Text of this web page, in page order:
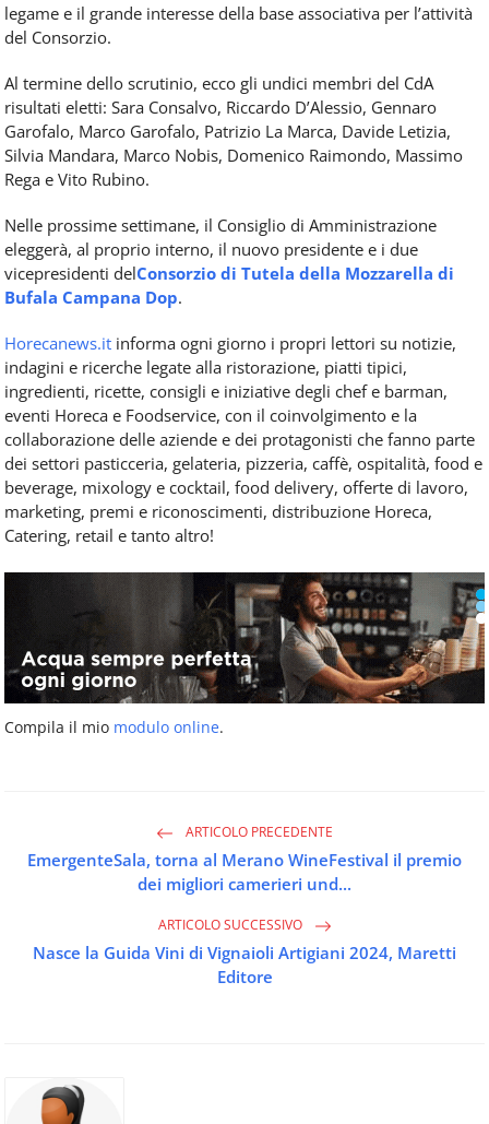
legame e il grande interesse della base associativa per l’attività
del Consorzio.
Al termine dello scrutinio, ecco gli undici membri del CdA
risultati eletti: Sara Consalvo, Riccardo D’Alessio, Gennaro
Garofalo, Marco Garofalo, Patrizio La Marca, Davide Letizia,
Silvia Mandara, Marco Nobis, Domenico Raimondo, Massimo
Rega e Vito Rubino.
Nelle prossime settimane, il Consiglio di Amministrazione
eleggerà, al proprio interno, il nuovo presidente e i due
vicepresidenti delConsorzio di Tutela della Mozzarella di
Bufala Campana Dop.
Horecanews.it informa ogni giorno i propri lettori su notizie,
indagini e ricerche legate alla ristorazione, piatti tipici,
ingredienti, ricette, consigli e iniziative degli chef e barman,
eventi Horeca e Foodservice, con il coinvolgimento e la
collaborazione delle aziende e dei protagonisti che fanno parte
dei settori pasticceria, gelateria, pizzeria, caffè, ospitalità, food e
beverage, mixology e cocktail, food delivery, offerte di lavoro,
marketing, premi e riconoscimenti, distribuzione Horeca,
Catering, retail e tanto altro!
Compila il mio modulo online.
ARTICOLO PRECEDENTE
EmergenteSala, torna al Merano WineFestival il premio
dei migliori camerieri und...
ARTICOLO SUCCESSIVO
Nasce la Guida Vini di Vignaioli Artigiani 2024, Maretti
Editore